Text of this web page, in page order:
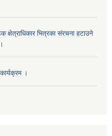
भित्रका संरचना हटाउने
।